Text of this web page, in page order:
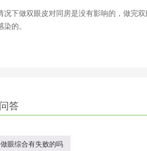
做双眼皮对同房是没有影响的，做完双
的。
答
做眼综合有失败的吗